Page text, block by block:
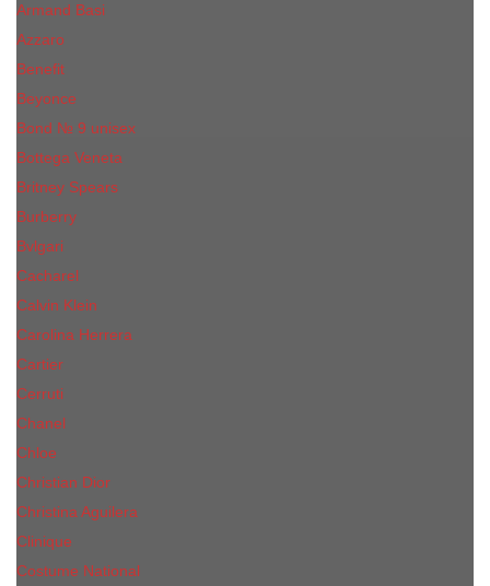
Armand Basi
Azzaro
Benefit
Beyonce
Bond № 9 unisex
Bottega Veneta
Britney Spears
Burberry
Bvlgari
Cacharel
Calvin Klein
Carolina Herrera
Cartier
Cerruti
Сhanеl
Chloe
Christian Dior
Christina Aguilera
Сliniquе
Costume National